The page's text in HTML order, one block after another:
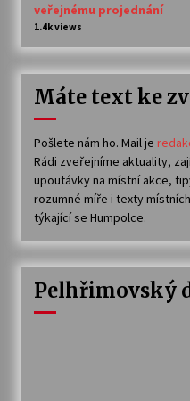
veřejnému projednání
1.4k views
Máte text ke
Pošlete nám ho. Mail je
Rádi zveřejníme aktuality,
upoutávky na místní akce,
rozumné míře i texty
týkající se Humpolce.
Pelhřimovský